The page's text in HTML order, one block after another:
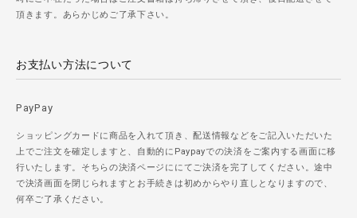
頂きます。あらかじめご了承下さい。
お支払い方法について
PayPay
ショッピングカードに商品を入れて頂き、配送情報などをご記入いただいた
上でご注文を確定しますと、自動的にPaypayでの決済をご案内する画面に移
行いたします。そちらの決済ページににてご決済を完了してください。途中
で決済画面を閉じられますとお手続きは初めからやり直しとなりますので、
何卒ご了承ください。